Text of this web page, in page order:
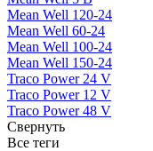
Mean Well 120-24
Mean Well 60-24
Mean Well 100-24
Mean Well 150-24
Traco Power 24 V
Traco Power 12 V
Traco Power 48 V
Свернуть
Все теги